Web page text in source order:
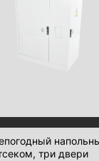
три двери